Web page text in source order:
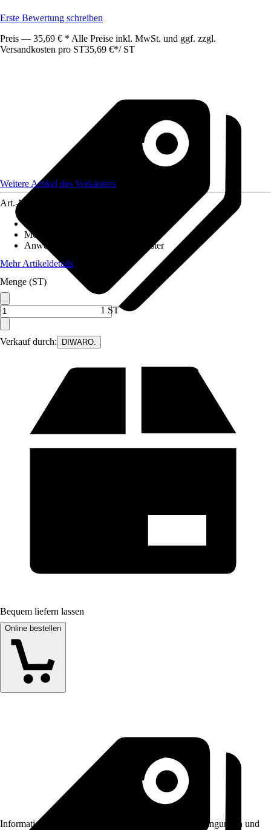
Erste Bewertung schreiben
Preis — 35,69 € * Alle Preise inkl. MwSt. und ggf. zzgl.
Versandkosten pro ST35,69 €*/ ST
Verkauf durch: DIWARO.
Weitere Artikel des Verkäufers
Art.-Nr.
Montageart
Anwendungsbereich
Türen, Fenster
Mehr Artikeldetails
Menge (ST)
1 ST
Bequem liefern lassen
Online bestellen
Informationen des Verkäufers, wie z. B. Rückgabebedingungen und